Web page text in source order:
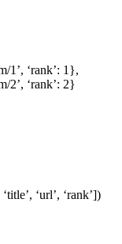
1’, ‘rank’: 1},
2’, ‘rank’: 2}
‘url’, ‘rank’])